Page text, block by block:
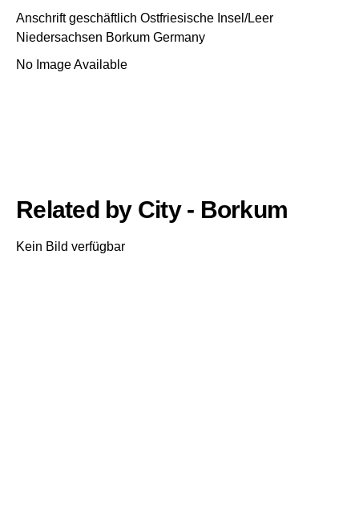
Anschrift geschäftlich Ostfriesische Insel/Leer
Niedersachsen Borkum Germany
No Image Available
Related by City - Borkum
Kein Bild verfügbar